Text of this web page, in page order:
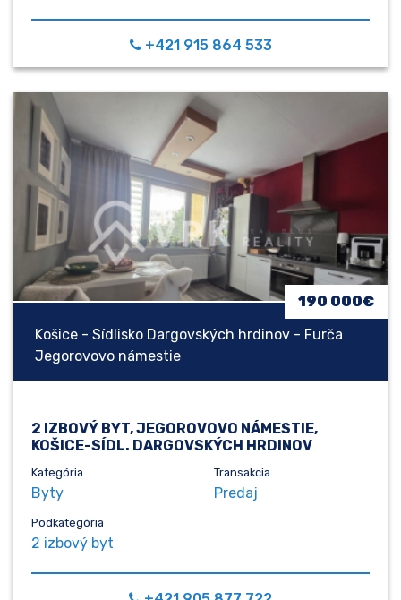
+421 915 864 533
Košice - Sídlisko Dargovských hrdinov - Furča
Jegorovovo námestie
190 000€
2 IZBOVÝ BYT, JEGOROVOVO NÁMESTIE,
KOŠICE-SÍDL. DARGOVSKÝCH HRDINOV
Kategória
Byty
Transakcia
Predaj
Podkategória
2 izbový byt